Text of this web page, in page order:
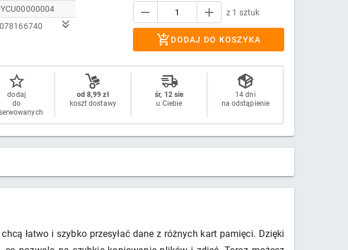
z 1 sztuk
DODAJ DO KOSZYKA
dodaj
do
od 8,99 zł
koszt dostawy
śr, 12 sie
u Ciebie
14 dni
na odstąpienie
łatwo i szybko przesyłać dane z różnych kart pamięci. Dzięki